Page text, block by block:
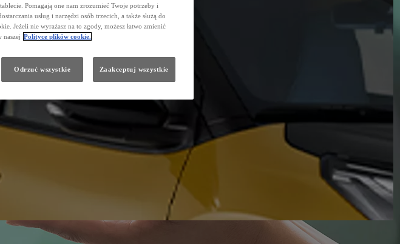
Pomagają one nam zrozumieć Twoje potrzeby i
usług i narzędzi osób trzecich, a także służą do
Jeżeli nie wyrażasz na to zgody, możesz łatwo zmienić
naszej Polityce plików cookie.
Odrzuć wszystkie Zaakceptuj wszystkie